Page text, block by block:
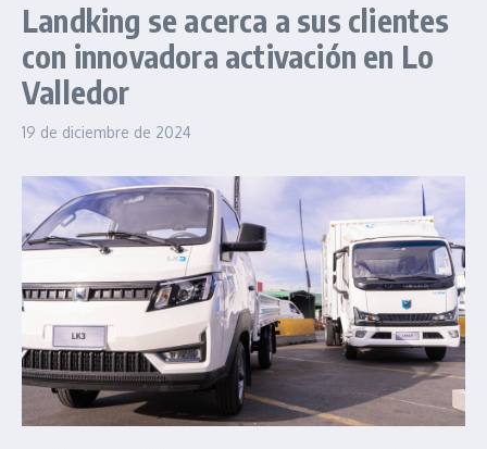
Landking se acerca a sus clientes
con innovadora activación en Lo
Valledor
19 de diciembre de 2024